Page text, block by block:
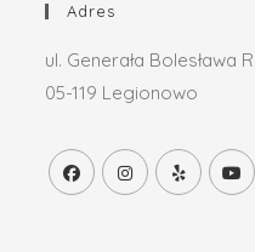
Adres
ul. Generała Bolesława
05-119 Legionowo